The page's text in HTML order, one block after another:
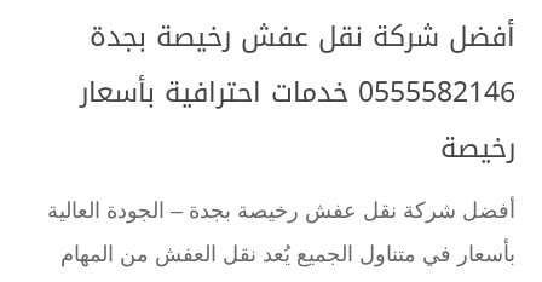
أفضل شركة نقل عفش رخيصة بجدة
0555582146 خدمات احترافية بأسعار
رخيصة
أفضل شركة نقل عفش رخيصة بجدة – الجودة العالية
بأسعار في متناول الجميع يُعد نقل العفش من المهام